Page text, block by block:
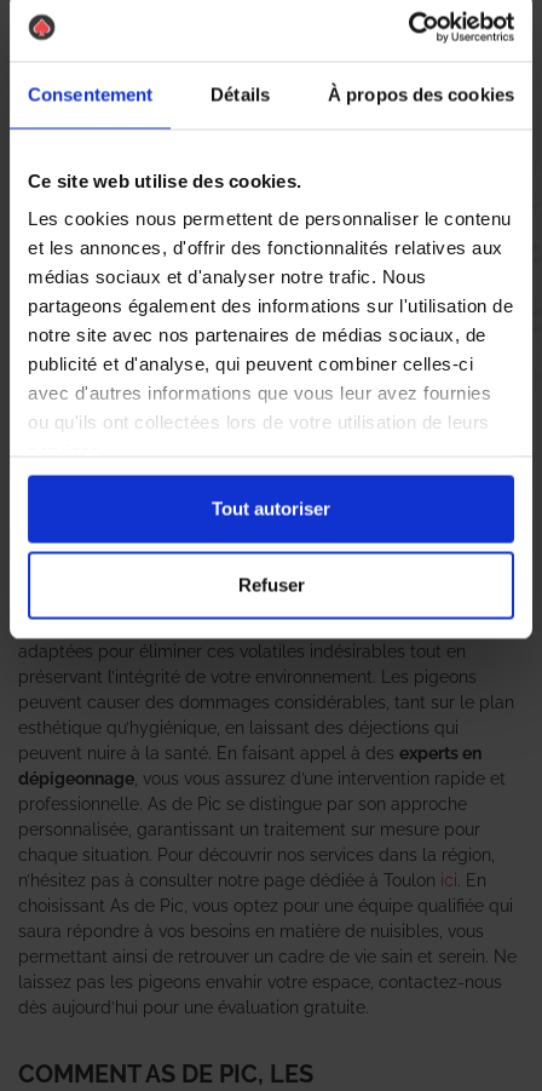
Consentement Détails À propos des cookies
Ce site web utilise des cookies.
Les cookies nous permettent de personnaliser le contenu
et les annonces, d'offrir des fonctionnalités relatives aux
médias sociaux et d'analyser notre trafic. Nous
partageons également des informations sur l'utilisation de
notre site avec nos partenaires de médias sociaux, de
publicité et d'analyse, qui peuvent combiner celles-ci
avec d'autres informations que vous leur avez fournies
ou qu'ils ont collectées lors de votre utilisation de leurs
Tout autoriser
Refuser
Vous réglez votre intervention par carte bancaire ou par
mail.
Etape 5 :
Vous évaluez la prestation
Vous recevez une demande d’évaluation de votre expérience
avec l’équipe AS DE PIC.
Nous avons pensé à tout
véritable fléau pour les habitations et les entreprises. Les
professionnels en dépigeonnage
en gestion des nuisibles, ils mettent en œuvre des techniques
adaptées pour éliminer ces volatiles indésirables tout en
préservant l’intégrité de votre environnement. Les pigeons
peuvent causer des dommages considérables, tant sur le plan
esthétique qu’hygiénique, en laissant des déjections qui
peuvent nuire à la santé. En faisant appel à des experts en
dépigeonnage , vous vous assurez d’une intervention rapide et
professionnelle. As de Pic se distingue par son approche
personnalisée, garantissant un traitement sur mesure pour
chaque situation. Pour découvrir nos services dans la région,
n’hésitez pas à consulter notre page dédiée à Toulon ici . En
choisissant As de Pic, vous optez pour une équipe qualifiée qui
saura répondre à vos besoins en matière de nuisibles, vous
permettant ainsi de retrouver un cadre de vie sain et serein. Ne
laissez pas les pigeons envahir votre espace, contactez-nous
dès aujourd’hui pour une évaluation gratuite.
COMMENT AS DE PIC, LES